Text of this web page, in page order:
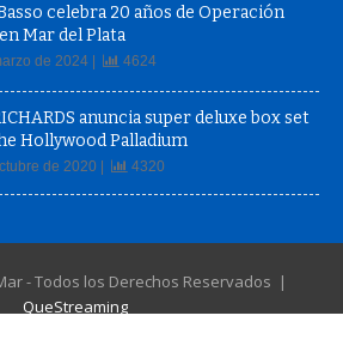
celebra 20 años de Operación
Mar del Plata
de 2024 | 4624
anuncia super deluxe box set
Hollywood Palladium
de 2020 | 4320
- Todos los Derechos Reservados |
QueStreaming